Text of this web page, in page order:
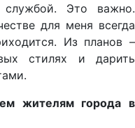
службой. Это важно.
для меня всегда
Из планов –
стилях и дарить
жителям города в